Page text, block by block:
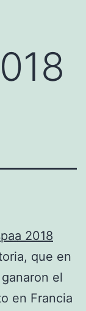
que en
el
en Francia